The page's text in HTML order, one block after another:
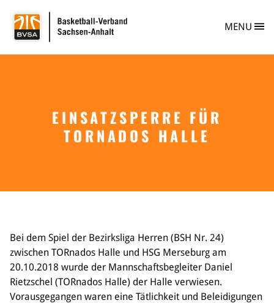
EINSATZSPERRE FÜR
TORNADOS HALLE
BVSA MENU
Vereinsgründung
Freiwilligendienst im Basketball
Projekte im BVSA
Ehrenamt im BVSA
Sponsoren & Partner
Bei dem Spiel der Bezirksliga Herren (BSH Nr. 24)
zwischen TORnados Halle und HSG Merseburg am
20.10.2018 wurde der Mannschaftsbegleiter Daniel
Rietzschel (TORnados Halle) der Halle verwiesen.
Vorausgegangen waren eine Tätlichkeit und Beleidigungen